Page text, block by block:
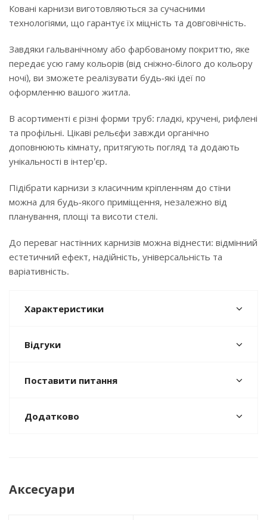
Ковані карнизи виготовляються за сучасними
технологіями, що гарантує їх міцність та довговічність.
Завдяки гальванічному або фарбованому покриттю, яке
передає усю гаму кольорів (від сніжно-білого до кольору
ночі), ви зможете реалізувати будь-які ідеї по
оформленню вашого житла.
В асортименті є різні форми труб: гладкі, кручені, рифлені
та профільні. Цікаві рельєфи завжди органічно
доповнюють кімнату, притягують погляд та додають
унікальності в інтер'єр.
Підібрати карнизи з класичним кріпленням до стіни
можна для будь-якого приміщення, незалежно від
планування, площі та висоти стелі.
До переваг настінних карнизів можна віднести: відмінний
естетичний ефект, надійність, універсальність та
варіативність.
Характеристики
Відгуки
Поставити питання
Додатково
Аксесуари